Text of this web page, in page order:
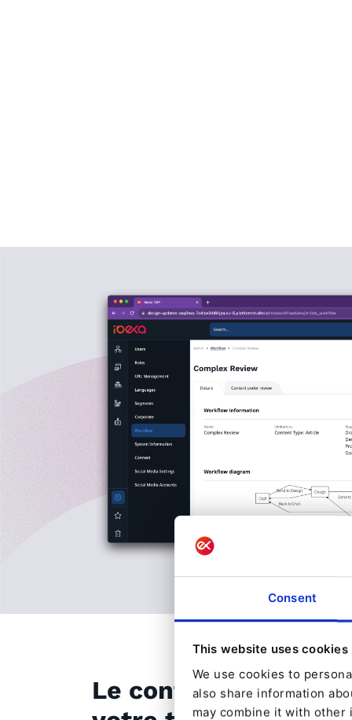
Consent
This website uses cookies
We use cookies to
also share information
may combine it with other
Le contrôle des